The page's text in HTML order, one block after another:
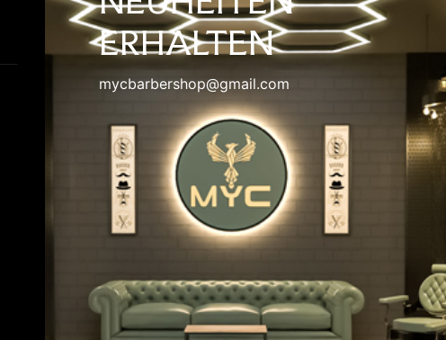
ERHALTEN
mycbarbershop@gmail.com